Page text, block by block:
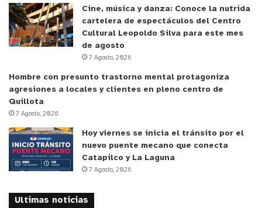
y tú, ¿qué opinas?
Cine, música y danza: Conoce la nutrida
cartelera de espectáculos del Centro
Cultural Leopoldo Silva para este mes
de agosto
7 Agosto, 2026
Hombre con presunto trastorno mental protagoniza
agresiones a locales y clientes en pleno centro de
Quillota
7 Agosto, 2026
Hoy viernes se inicia el tránsito por el
nuevo puente mecano que conecta
Catapilco y La Laguna
7 Agosto, 2026
Ultimas noticias